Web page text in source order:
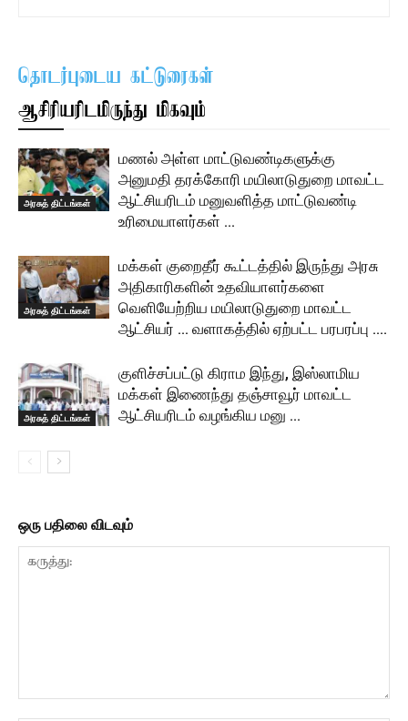
தொடர்புடைய கட்டுரைகள்
ஆசிரியரிடமிருந்து மிகவும்
அரசுத் திட்டங்கள்
மணல் அள்ள மாட்டுவண்டிகளுக்கு
அனுமதி தரக்கோரி மயிலாடுதுறை மாவட்ட
ஆட்சியரிடம் மனுவளித்த மாட்டுவண்டி
உரிமையாளர்கள் …
அரசுத் திட்டங்கள்
மக்கள் குறைதீர் கூட்டத்தில் இருந்து அரசு
அதிகாரிகளின் உதவியாளர்களை
வெளியேற்றிய மயிலாடுதுறை மாவட்ட
ஆட்சியர் … வளாகத்தில் ஏற்பட்ட பரபரப்பு ….
அரசுத் திட்டங்கள்
குளிச்சப்பட்டு கிராம இந்து, இஸ்லாமிய
மக்கள் இணைந்து தஞ்சாவூர் மாவட்ட
ஆட்சியரிடம் வழங்கிய மனு …
ஒரு பதிலை விடவும்